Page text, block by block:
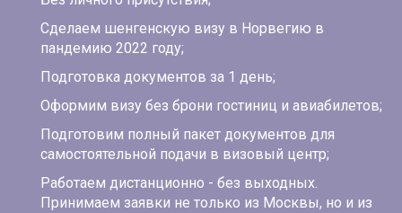
Сделаем шенгенскую визу в Норвегию в
пандемию 2022 году;
Подготовка документов за 1 день;
Оформим визу без брони гостиниц и авиабилетов;
Подготовим полный пакет документов для
самостоятельной подачи в визовый центр;
Работаем дистанционно - без выходных.
Принимаем заявки не только из Москвы, но и из